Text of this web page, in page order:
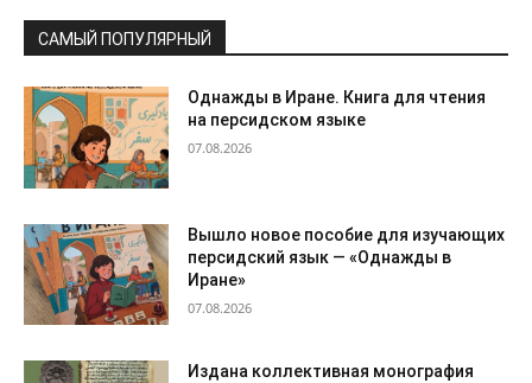
САМЫЙ ПОПУЛЯРНЫЙ
Однажды в Иране. Книга для чтения
на персидском языке
07.08.2026
Вышло новое пособие для изучающих
персидский язык — «Однажды в
Иране»
07.08.2026
Издана коллективная монография